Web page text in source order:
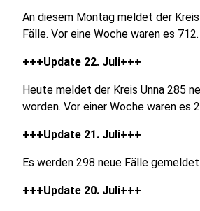
An diesem Montag meldet der
Fälle. Vor eine Woche waren es 712.
+++Update 22. Juli+++
Heute meldet der Kreis Unna 285
worden. Vor einer Woche waren es
+++Update 21. Juli+++
Es werden 298 neue Fälle gemeldet.
+++Update 20. Juli+++